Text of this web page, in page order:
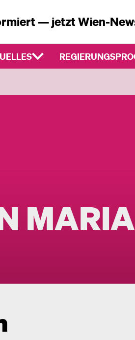
— jetzt Wien-